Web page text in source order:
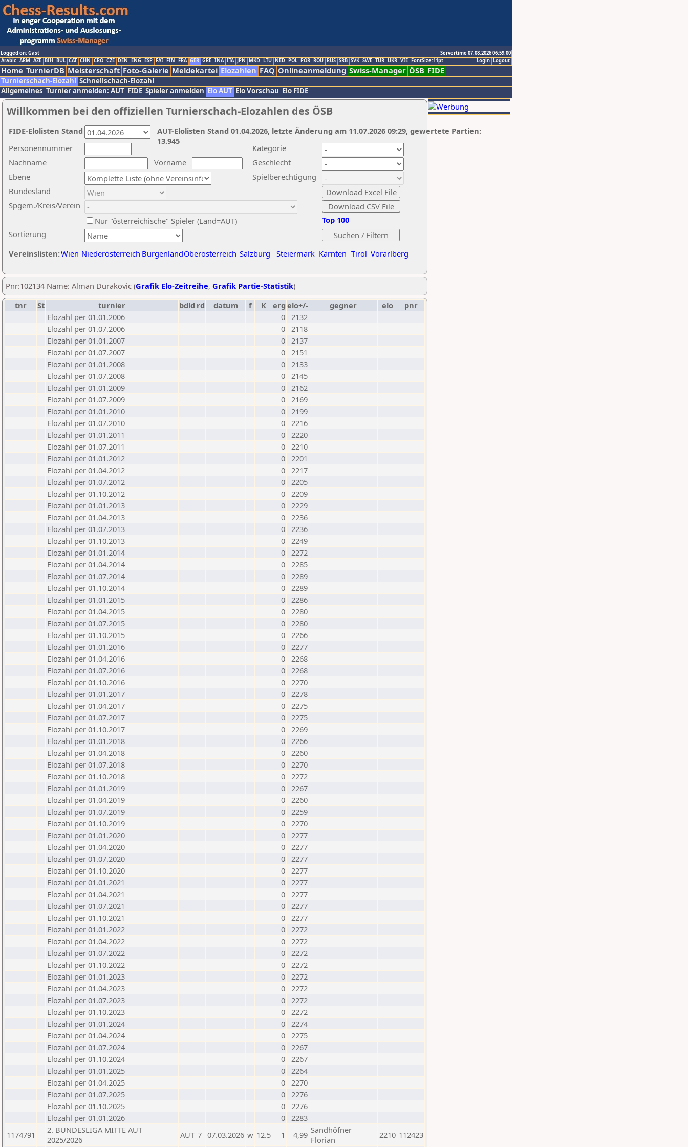
Logged on: Gast
Servertime 07.08.2026 06:59:00
Logout
Login
Arabic ARM AZE BIH BUL CAT CHN CRO CZE DEN ENG ESP FAI FIN FRA GER GRE INA ITA JPN MKD LTU NED POL POR ROU RUS SRB SVK SWE TUR UKR VIE FontSize:11pt
Home TurnierDB Meisterschaft Foto-Galerie Meldekartei Elozahlen FAQ Onlineanmeldung Swiss-Manager ÖSB FIDE
Turnierschach-Elozahl Schnellschach-Elozahl
Allgemeines Turnier anmelden: AUT FIDE Spieler anmelden Elo AUT Elo Vorschau Elo FIDE
Willkommen bei den offiziellen Turnierschach-Elozahlen des ÖSB
Nachname
Vorname
Ebene
Kategorie
Sortierung
Personennummer
Bundesland
Spgem./Kreis/Verein
Geschlecht
Nur "österreichische" Spieler (Land=AUT)
Spielberechtigung
Vereinslisten:Wien Niederösterreich BurgenlandOberösterreich Salzburg Steiermark Kärnten Tirol Vorarlberg
Top 100
AUT-Elolisten Stand 01.04.2026, letzte Änderung am 11.07.2026 09:29, gewertete Partien:
13.945
FIDE-Elolisten Stand
Pnr:102134 Name: Alman Durakovic (Grafik Elo-Zeitreihe, Grafik Partie-Statistik)
tnr
St turnier bdld rd datum f K erg elo+/- gegner elo
pnr
Elozahl per 01.01.2006
0 2132
Elozahl per 01.07.2006
0 2118
Elozahl per 01.01.2007
0 2137
Elozahl per 01.07.2007
0 2151
Elozahl per 01.01.2008
0 2133
Elozahl per 01.07.2008
0 2145
Elozahl per 01.01.2009
0 2162
Elozahl per 01.07.2009
0 2169
Elozahl per 01.01.2010
0 2199
Elozahl per 01.07.2010
0 2216
Elozahl per 01.01.2011
0 2220
Elozahl per 01.07.2011
0 2210
Elozahl per 01.01.2012
0 2201
Elozahl per 01.04.2012
0 2217
Elozahl per 01.07.2012
0 2205
Elozahl per 01.10.2012
0 2209
Elozahl per 01.01.2013
0 2229
Elozahl per 01.04.2013
0 2236
Elozahl per 01.07.2013
0 2236
Elozahl per 01.10.2013
0 2249
Elozahl per 01.01.2014
0 2272
Elozahl per 01.04.2014
0 2285
Elozahl per 01.07.2014
0 2289
Elozahl per 01.10.2014
0 2289
Elozahl per 01.01.2015
0 2286
Elozahl per 01.04.2015
0 2280
Elozahl per 01.07.2015
0 2280
Elozahl per 01.10.2015
0 2266
Elozahl per 01.01.2016
0 2277
Elozahl per 01.04.2016
0 2268
Elozahl per 01.07.2016
0 2268
Elozahl per 01.10.2016
0 2270
Elozahl per 01.01.2017
0 2278
Elozahl per 01.04.2017
0 2275
Elozahl per 01.07.2017
0 2275
Elozahl per 01.10.2017
0 2269
Elozahl per 01.01.2018
0 2266
Elozahl per 01.04.2018
0 2260
Elozahl per 01.07.2018
0 2270
Elozahl per 01.10.2018
0 2272
Elozahl per 01.01.2019
0 2267
Elozahl per 01.04.2019
0 2260
Elozahl per 01.07.2019
0 2259
Elozahl per 01.10.2019
0 2270
Elozahl per 01.01.2020
0 2277
Elozahl per 01.04.2020
0 2277
Elozahl per 01.07.2020
0 2277
Elozahl per 01.10.2020
0 2277
Elozahl per 01.01.2021
0 2277
Elozahl per 01.04.2021
0 2277
Elozahl per 01.07.2021
0 2277
Elozahl per 01.10.2021
0 2277
Elozahl per 01.01.2022
0 2272
Elozahl per 01.04.2022
0 2272
Elozahl per 01.07.2022
0 2272
Elozahl per 01.10.2022
0 2272
Elozahl per 01.01.2023
0 2272
Elozahl per 01.04.2023
0 2272
Elozahl per 01.07.2023
0 2272
Elozahl per 01.10.2023
0 2272
Elozahl per 01.01.2024
0 2274
Elozahl per 01.04.2024
0 2275
Elozahl per 01.07.2024
0 2267
Elozahl per 01.10.2024
0 2267
Elozahl per 01.01.2025
0 2264
Elozahl per 01.04.2025
0 2270
Elozahl per 01.07.2025
0 2276
Elozahl per 01.10.2025
0 2276
Elozahl per 01.01.2026
0 2283
1174791
2. BUNDESLIGA MITTE AUT
2025/2026
AUT 7 07.03.2026 w 12.5 1 4,99 Sandhöfner
Florian
2210 112423